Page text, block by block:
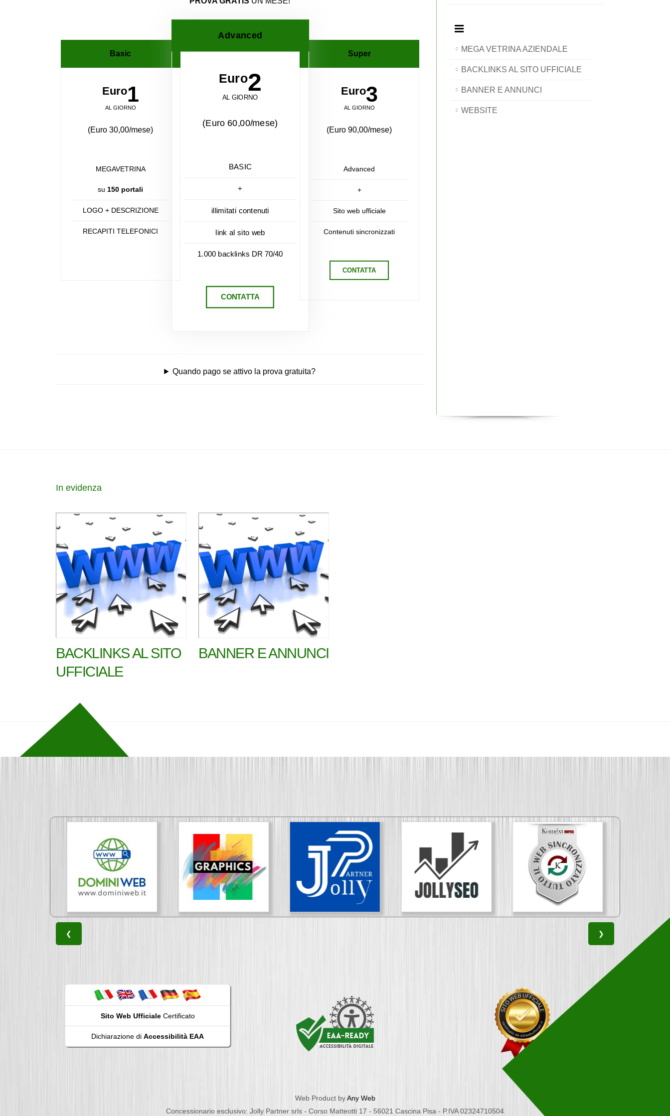
Basic
Euro1
AL GIORNO
(Euro 30,00/mese)
MEGAVETRINA
su 150 portali
LOGO + DESCRIZIONE
RECAPITI TELEFONICI
Advanced
Euro2
AL GIORNO
(Euro 60,00/mese)
BASIC
+
illimitati contenuti
link al sito web
1.000 backlinks DR 70/40
CONTATTA
Super
Euro3
AL GIORNO
(Euro 90,00/mese)
Advanced
+
Sito web ufficiale
Contenuti sincronizzati
CONTATTA
Quando pago se attivo la prova gratuita?
MEGA VETRINA AZIENDALE
BACKLINKS AL SITO UFFICIALE
BANNER E ANNUNCI
WEBSITE
In evidenza
BACKLINKS AL SITO
UFFICIALE
BANNER E ANNUNCI
❮ ❯
Sito Web UfficialeCertificato
Dichiarazione di Accessibilità EAA
Web Product byAny Web
Concessionario esclusivo: Jolly Partner srls - Corso Matteotti 17 - 56021 Cascina Pisa - P.IVA 02324710504